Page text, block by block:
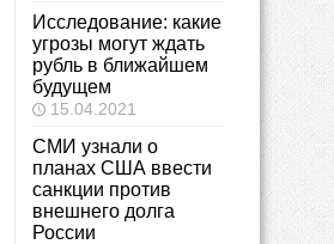
Исследование: какие
угрозы могут ждать
рубль в ближайшем
будущем ​
15.04.2021
СМИ узнали о
планах США ввести
санкции против
внешнего долга
России